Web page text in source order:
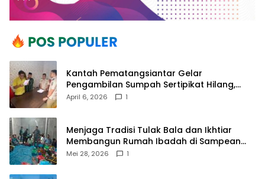
Kantah Pematangsiantar Gelar
Pengambilan Sumpah Sertipikat Hilang,
Perkuat Kepastian Hukum Pertanahan
April 6, 2026 1
Menjaga Tradisi Tulak Bala dan Ikhtiar
Membangun Rumah Ibadah di Sampean
Barat
Mei 28, 2026 1